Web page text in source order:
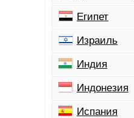
Египет
Израиль
Индия
Индонезия
Испания